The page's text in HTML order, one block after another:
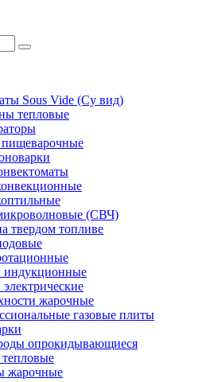
Sous Vide (Су вид)
тепловые
(СВЧ)
твердом топливе
жарочные
газовые плиты
опрокидывающиеся
жарочные